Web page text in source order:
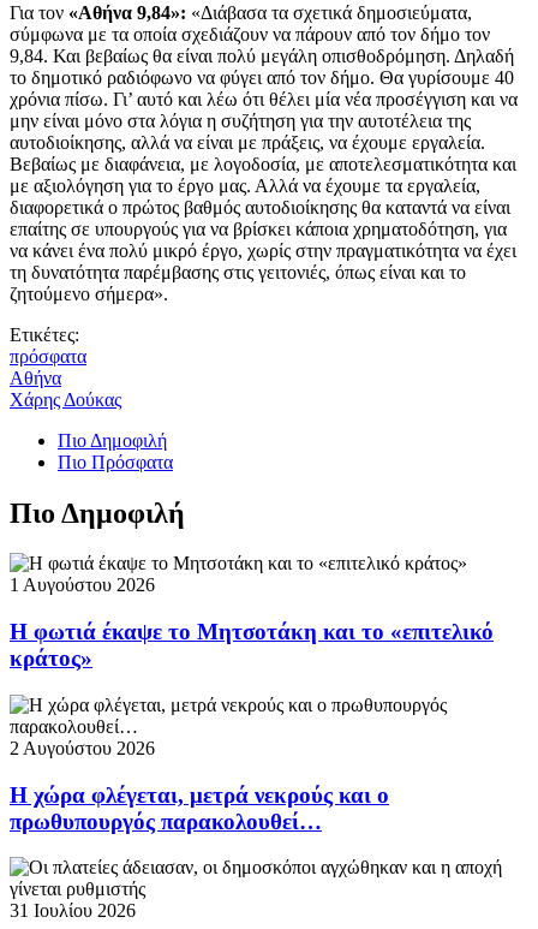
Για τον «Αθήνα 9,84»: «Διάβασα τα σχετικά δημοσιεύματα,
σύμφωνα με τα οποία σχεδιάζουν να πάρουν από τον δήμο τον
9,84. Και βεβαίως θα είναι πολύ μεγάλη οπισθοδρόμηση. Δηλαδή
το δημοτικό ραδιόφωνο να φύγει από τον δήμο. Θα γυρίσουμε 40
χρόνια πίσω. Γι’ αυτό και λέω ότι θέλει μία νέα προσέγγιση και να
μην είναι μόνο στα λόγια η συζήτηση για την αυτοτέλεια της
αυτοδιοίκησης, αλλά να είναι με πράξεις, να έχουμε εργαλεία.
Βεβαίως με διαφάνεια, με λογοδοσία, με αποτελεσματικότητα και
με αξιολόγηση για το έργο μας. Αλλά να έχουμε τα εργαλεία,
διαφορετικά ο πρώτος βαθμός αυτοδιοίκησης θα καταντά να είναι
επαίτης σε υπουργούς για να βρίσκει κάποια χρηματοδότηση, για
να κάνει ένα πολύ μικρό έργο, χωρίς στην πραγματικότητα να έχει
τη δυνατότητα παρέμβασης στις γειτονιές, όπως είναι και το
ζητούμενο σήμερα».
Ετικέτες:
πρόσφατα
Αθήνα
Χάρης Δούκας
Πιο Δημοφιλή
Πιο Πρόσφατα
Πιο Δημοφιλή
1 Αυγούστου 2026
Η φωτιά έκαψε το Μητσοτάκη και το «επιτελικό
κράτος»
2 Αυγούστου 2026
Η χώρα φλέγεται, μετρά νεκρούς και ο
πρωθυπουργός παρακολουθεί…
31 Ιουλίου 2026